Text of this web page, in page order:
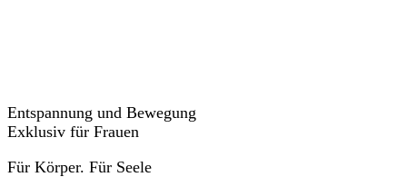
Entspannung und Bewegung
Exklusiv für Frauen
Für Körper. Für Seele